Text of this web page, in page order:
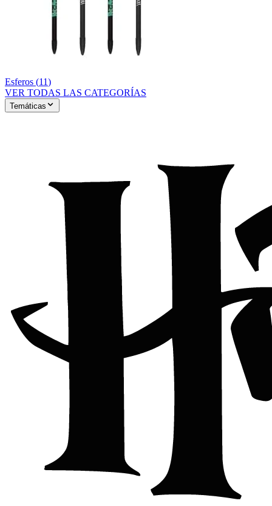
Esferos (11)
VER TODAS LAS CATEGORÍAS
Temáticas